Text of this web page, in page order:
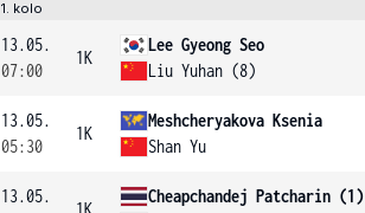
1. kolo
13.05.
07:00
1K
Lee Gyeong Seo
Liu Yuhan (8)
13.05.
05:30
1K
Meshcheryakova Ksenia
Shan Yu
13.05.
1K
Cheapchandej Patcharin (1)